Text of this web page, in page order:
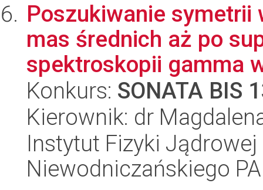
Poszukiwanie symetrii
mas średnich aż po
spektroskopii gamma
Konkurs: SONATA BIS
Kierownik: dr
Instytut Fizyki
Niewodniczańskiego